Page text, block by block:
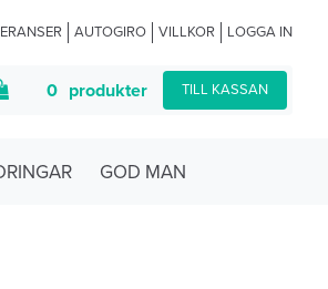
AUTOGIRO VILLKOR LOGGA IN
0 produkter TILL KASSAN
GOD MAN